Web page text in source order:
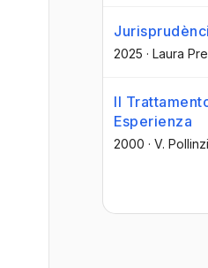
2025 · Laura
Il
Esperienza
2000 · V. Pollinzi